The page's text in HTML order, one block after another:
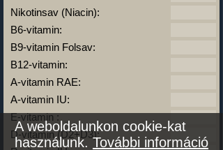
Nikotinsav (Niacin):
B6-vitamin:
B9-vitamin Folsav:
B12-vitamin:
A-vitamin RAE:
A-vitamin IU:
E-vitamin :
D-vitamin (D2+D3):
A weboldalunkon cookie-kat
használunk.További információ